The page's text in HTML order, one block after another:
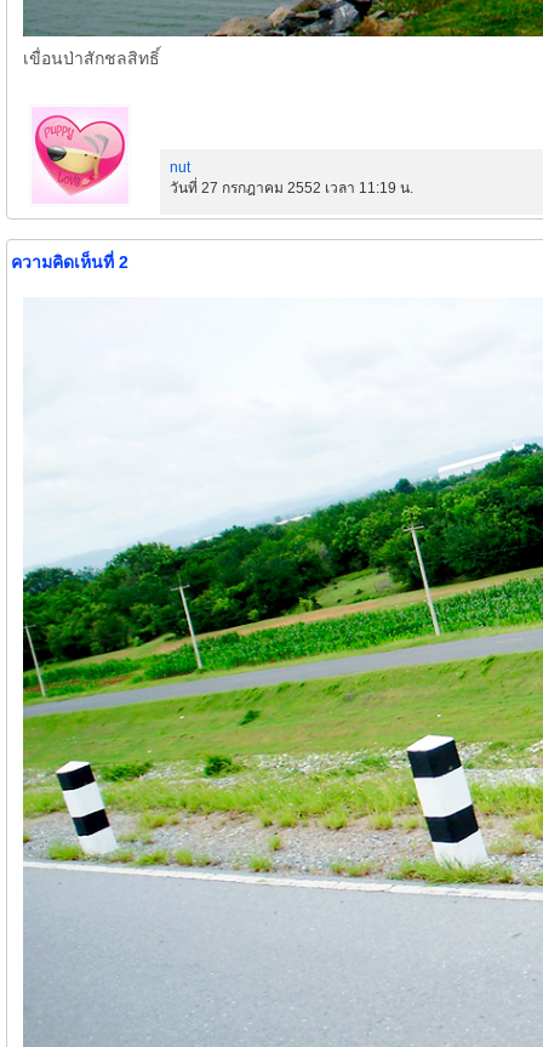
เขื่อนป่าสักชลสิทธิ์
nut
วันที่ 27 กรกฎาคม 2552 เวลา 11:19 น.
ความคิดเห็นที่ 2